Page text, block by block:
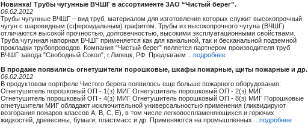
Новинка! Трубы чугунные ВЧШГ в ассортименте ЗАО “Чистый берег”.
06.02.2012
Трубы чугунные ВЧШГ – вид труб, материалом для изготовления которых служит высокопрочный
чугун с шаровидным (сфероидальным) графитом. Трубы из высокопрочного чугуна (ВЧШГ)
отличаются высокой прочностью, долговечностью, высокими эксплуатационными свойствами.
Труба чугунная напорная ВЧШГ применяется как для канальной, так и бесканальной подземной
прокладки трубопроводов. Компания “Чистый берег” является партнером производителя труб
ВЧШГ завода "Свободный Сокол", г.Липецк, РФ. Предлагаем
...подробнее
В продаже появились огнетушители порошковые, шкафы пожарные, щиты пожарные и др.
06.02.2012
В продуктовом портфеле Чистого берега появилось еще больше пожарного оборудования:
Огнетушитель порошковый ОП - 1(з) МИГ Огнетушитель порошковый ОП - 2(з) МИГ
Огнетушитель порошковый ОП - 4(з) МИГ Огнетушитель порошковый ОП - 8(з) МИГ Порошковые
огнетушители МИГ обладают исключительной универсальностью применения (ликвидируют
возгорания пожаров классов А, В, С, Е), в том числе легковоспламеняющихся и горючих
жидкостей, древесины, бумаги, пластмасс и др. Применяются на промышленных
...подробнее